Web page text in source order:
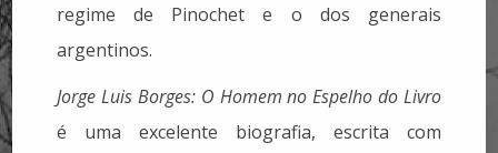
regime de Pinochet e o dos generais
argentinos.
Jorge Luis Borges: O Homem no Espelho do Livro
é uma excelente biografia, escrita com